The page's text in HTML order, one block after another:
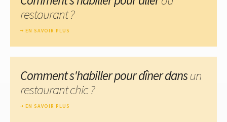
restaurant ?
EN SAVOIR PLUS
Comment s'habiller pour dîner dansun
restaurant chic ?
EN SAVOIR PLUS